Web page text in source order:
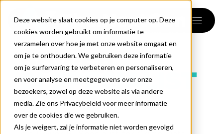
Deze website slaat cookies op je computer op. Deze
cookies worden gebruikt om informatie te
verzamelen over hoe je met onze website omgaat en
om je te onthouden. We gebruiken deze informatie
om je surfervaring te verbeteren en personaliseren,
en voor analyse en meetgegevens over onze
bezoekers, zowel op deze website als via andere
media. Zie ons Privacybeleid voor meer informatie
over de cookies die we gebruiken.
Als je weigert, zal je informatie niet worden gevolgd
menu
POWER
BI SPECIALIST